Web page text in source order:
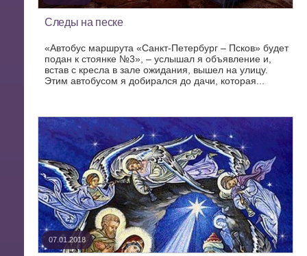
Следы на песке
«Автобус маршрута «Санкт-Петербург – Псков» будет
подан к стоянке №3», – услышал я объявление и,
встав с кресла в зале ожидания, вышел на улицу.
Этим автобусом я добирался до дачи, которая...
07.01.2018